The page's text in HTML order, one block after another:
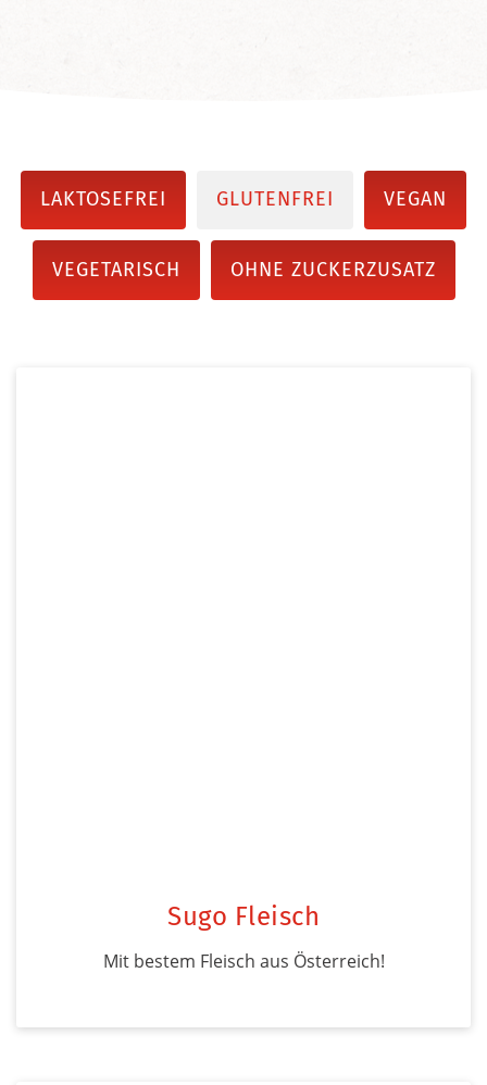
LAKTOSEFREI GLUTENFREI VEGAN
VEGETARISCH OHNE ZUCKERZUSATZ
Sugo Fleisch
Mit bestem Fleisch aus Österreich!